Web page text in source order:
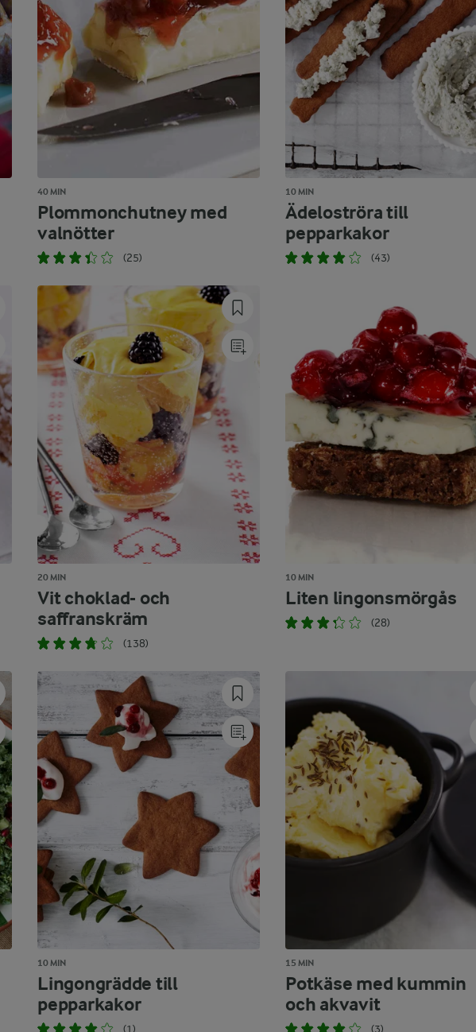
40 MIN
Plommonchutney med
valnötter
(25)
10 MIN
Ädeloströra till
pepparkakor
(43)
20 MIN
Vit choklad- och
saffranskräm
(138)
10 MIN
Liten lingonsmörgås
(28)
10 MIN
Lingongrädde till
pepparkakor
(1)
15 MIN
Potkäse med kummin
och akvavit
(3)